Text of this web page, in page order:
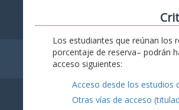
Los estudiantes que reúnan los
porcentaje de reserva– podrán
acceso siguientes:
Acceso desde los estudios
Otras vías de acceso